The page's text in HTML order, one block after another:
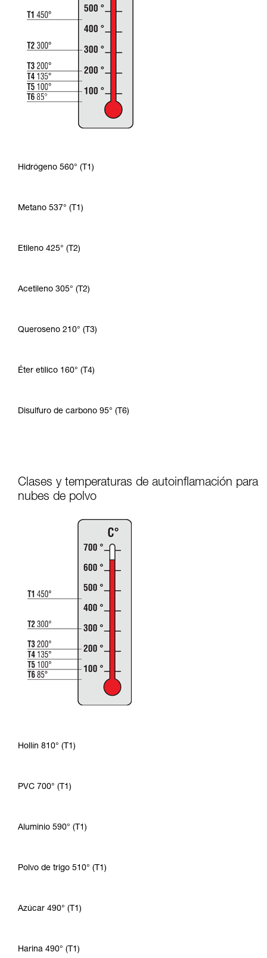
Hidrógeno 560° (T1)
Metano 537° (T1)
Etileno 425° (T2)
Acetileno 305° (T2)
Queroseno 210° (T3)
Éter etílico 160° (T4)
Disulfuro de carbono 95° (T6)
Clases y temperaturas de autoinflamación para
nubes de polvo
Hollín 810° (T1)
PVC 700° (T1)
Aluminio 590° (T1)
Polvo de trigo 510° (T1)
Azúcar 490° (T1)
Harina 490° (T1)